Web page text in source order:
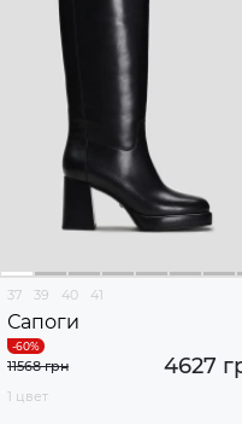
37 39 40 41
Сапоги
4627
11568 грн
1 цвет